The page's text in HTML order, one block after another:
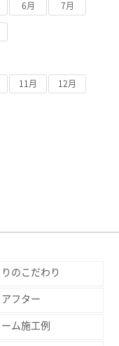
6月 7月
11月 12月
のこだわり
フター
ム施工例